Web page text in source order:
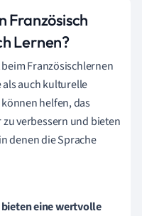
Französisch
Lernen?
Französischlernen
auch kulturelle
helfen, das
verbessern und bieten
denen die Sprache
bieten eine wertvolle